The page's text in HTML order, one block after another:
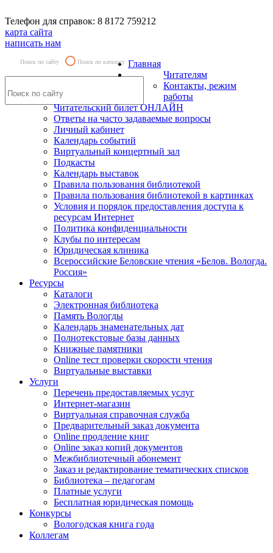
Телефон для справок: 8 8172 759212
карта сайта
написать нам
Поиск по сайту Поиск по каталогу Главная
Читателям
Контакты, режим
работы
Читательский билет ОНЛАЙН
Ответы на часто задаваемые вопросы
Личный кабинет
Календарь событий
Виртуальный концертный зал
Подкасты
Календарь выставок
Правила пользования библиотекой
Правила пользования библиотекой в картинках
Условия и порядок предоставления доступа к
ресурсам Интернет
Политика конфиденциальности
Клубы по интересам
Юридическая клиника
Всероссийские Беловские чтения «Белов. Вологда.
Россия»
Ресурсы
Каталоги
Электронная библиотека
Память Вологды
Календарь знаменательных дат
Полнотекстовые базы данных
Книжные памятники
Online тест проверки скорости чтения
Виртуальные выставки
Услуги
Перечень предоставляемых услуг
Интернет-магазин
Виртуальная справочная служба
Предварительный заказ документа
Online продление книг
Online заказ копий документов
Межбиблиотечный абонемент
Заказ и редактирование тематических списков
Библиотека – педагогам
Платные услуги
Бесплатная юридическая помощь
Конкурсы
Вологодская книга года
Коллегам